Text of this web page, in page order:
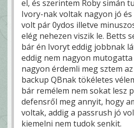
el, és szerintem Roby simán
Ivory-nak voltak nagyon jó
volt pár 0ydos illetve
elég nehezen viszik le. Betts
bár én Ivoryt eddig jobbnak
eddig nem nagyon
nagyon érdemli meg sztem
backup QBnak tökéletes
bár remélem nem sokat lesz
defensről meg annyit, hogy
voltak, addig a passrush jó
kiemelni nem tudok senkit.